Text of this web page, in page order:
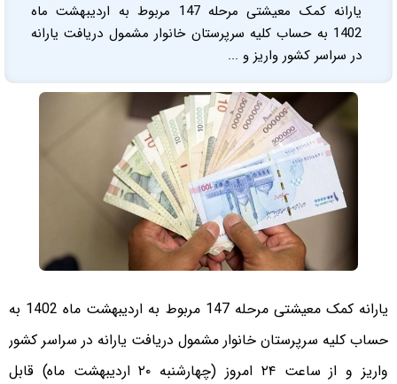
یارانه کمک معیشتی مرحله 147 مربوط به اردیبهشت ماه
1402 به حساب کلیه سرپرستان خانوار مشمول دریافت یارانه
در سراسر کشور واریز و ...
یارانه کمک معیشتی مرحله 147 مربوط به اردیبهشت ماه 1402 به
حساب کلیه سرپرستان خانوار مشمول دریافت یارانه در سراسر کشور
واریز و از ساعت ۲۴ امروز (چهارشنبه ۲۰ اردیبهشت ماه) قابل